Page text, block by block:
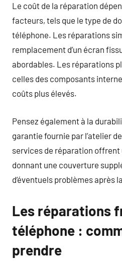
Le coût de la réparation
facteurs, tels que le type de
téléphone. Les réparations
remplacement d’un écran
abordables. Les réparations
celles des composants
coûts plus élevés.
Pensez également à la
garantie fournie par l’atelier
services de réparation offrent
donnant une couverture
d’éventuels problèmes après
Les réparations
téléphone :
prendre